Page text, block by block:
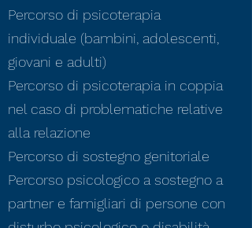
Percorso di psicoterapia
individuale (bambini, adolescenti,
giovani e adulti)
Percorso di psicoterapia in coppia
nel caso di problematiche relative
alla relazione
Percorso di sostegno genitoriale
Percorso psicologico a sostegno a
partner e famigliari di persone con